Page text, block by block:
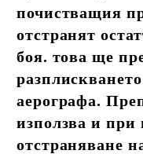
почистващия
отстранят
боя. това ще
аерографа.
използва и при
отстраняване